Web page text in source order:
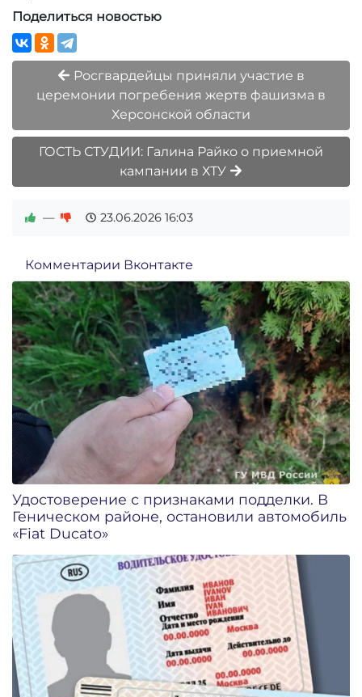
Поделиться новостью
Росгвардейцы приняли участие в
церемонии погребения жертв фашизма в
Херсонской области
ГОСТЬ СТУДИИ: Галина Райко о приемной
кампании в ХТУ
— 23.06.2026 16:03
Комментарии Вконтакте
Удостоверение с признаками подделки. В
Геническом районе, остановили автомобиль
«Fiat Ducato»